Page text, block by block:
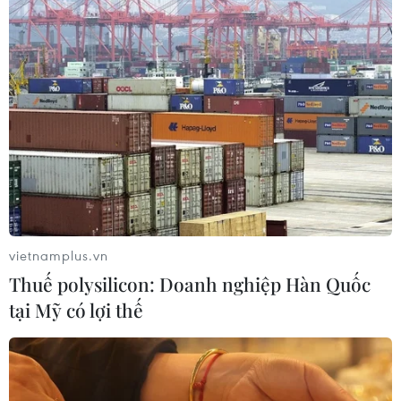
Cảnh báo thủ đoạn lừa đảo đưa lao
động thời vụ sang Hàn Quốc
06/08/2026 04:11
24 năm tù cho 2 vợ chồng tổ
chức “bay lắc” tại Hà Nội
06/08/2026 03:46
Khởi tố thêm 6 đối tượng vụ lập
khống hồ sơ bảo hiểm y tế ở Đắk Lắk
05/08/2026 14:55
vietnamplus.vn
Thuế polysilicon: Doanh nghiệp Hàn Quốc
tại Mỹ có lợi thế